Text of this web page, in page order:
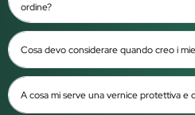
ordine?
Cosa devo considerare quando creo i
A cosa mi serve una vernice protettiva e